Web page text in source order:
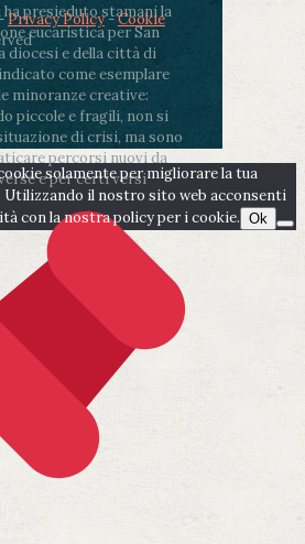
presieduto stamani la
eucaristica per San
diocesi e della città di
come esemplare
minoranze creative:
piccole e fragili, non si
di crisi, ma sono
percorsi nuovi da
e per certi versi
Privacy Policy-Cookie
solamente per migliorare la tua
Utilizzando il nostro sito web acconsenti
con la nostra policy per i cookie. Ok